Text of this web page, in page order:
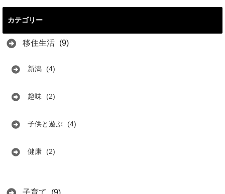
カテゴリー
移住生活 (9)
新潟 (4)
趣味 (2)
子供と遊ぶ (4)
健康 (2)
子育て (9)